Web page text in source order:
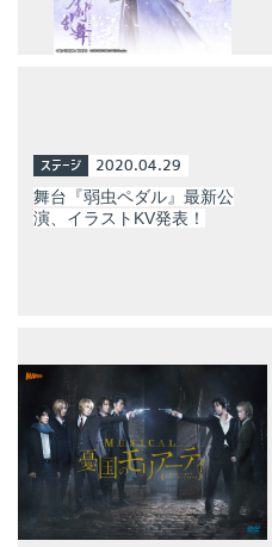
ステージ 2020.04.29
舞台『弱虫ペダル』最新公
演、イラストKV発表！